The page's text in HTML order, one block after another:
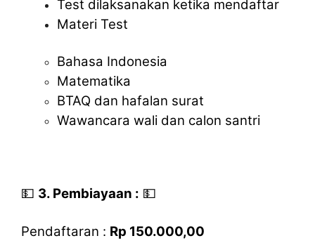
Test dilaksanakan ketika mendaftar
Materi Test
Bahasa Indonesia
Matematika
BTAQ dan hafalan surat
Wawancara wali dan calon santri
💵 3. Pembiayaan : 💵
Pendaftaran : Rp 150.000,00